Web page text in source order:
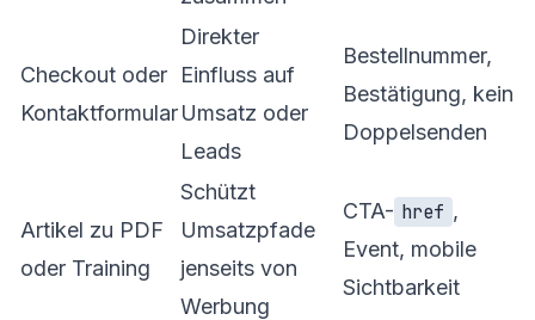
Checkout oder
Kontaktformular
Direkter
Einfluss auf
Umsatz oder
Leads
Bestellnummer,
Bestätigung, kein
Doppelsenden
Artikel zu PDF
oder Training
Schützt
Umsatzpfade
jenseits von
Werbung
CTA- href ,
Event, mobile
Sichtbarkeit